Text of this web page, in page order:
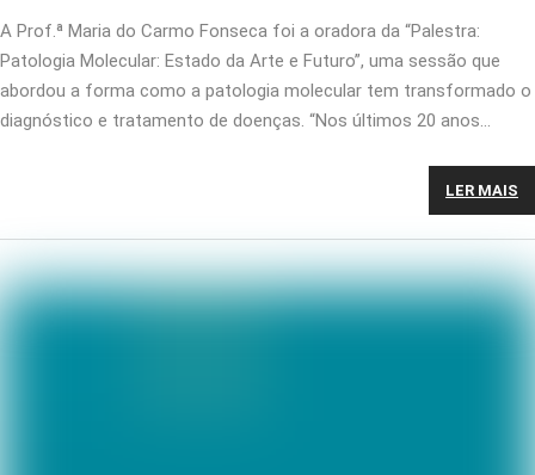
A Prof.ª Maria do Carmo Fonseca foi a oradora da “Palestra:
Patologia Molecular: Estado da Arte e Futuro”, uma sessão que
abordou a forma como a patologia molecular tem transformado o
diagnóstico e tratamento de doenças. “Nos últimos 20 anos…
LER MAIS